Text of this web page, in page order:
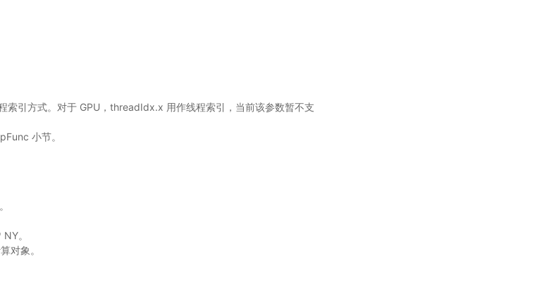
索引方式。对于 GPU，threadIdx.x 用作线程索引，当前该参数暂不支
小节。
。
对象。